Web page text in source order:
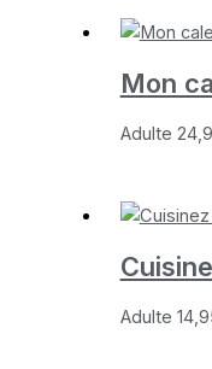
Mon
Adulte
Adulte